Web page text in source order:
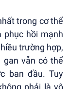
trong cơ thể
phục hồi mạnh
trường hợp,
gan vẫn có thể
ban đầu. Tuy
phải là vô